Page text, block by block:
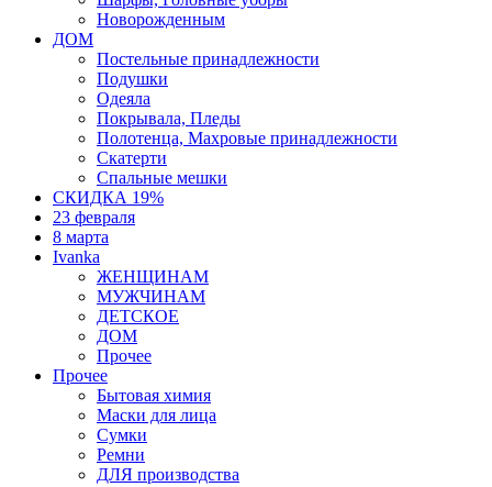
Новорожденным
ДОМ
Постельные принадлежности
Подушки
Одеяла
Покрывала, Пледы
Полотенца, Махровые принадлежности
Скатерти
Спальные мешки
СКИДКА 19%
23 февраля
8 марта
Ivanka
ЖЕНЩИНАМ
МУЖЧИНАМ
ДЕТСКОЕ
ДОМ
Прочее
Прочее
Бытовая химия
Маски для лица
Сумки
Ремни
ДЛЯ производства